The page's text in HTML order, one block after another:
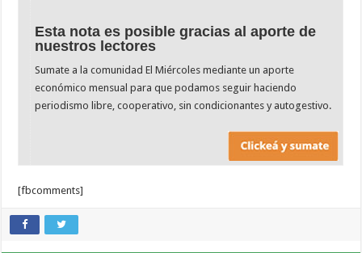
Esta nota es posible gracias al aporte de
nuestros lectores
Sumate a la comunidad El Miércoles mediante un aporte
económico mensual para que podamos seguir haciendo
periodismo libre, cooperativo, sin condicionantes y autogestivo.
[fbcomments]